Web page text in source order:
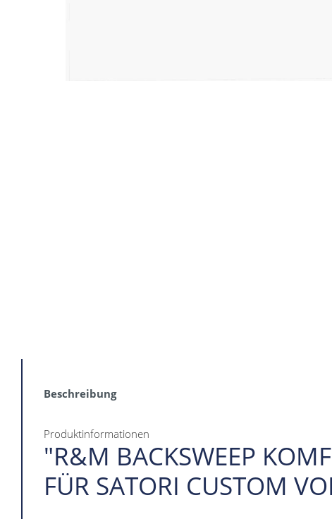
Beschreibung
Produktinformationen
"R&M BACKSWEEP
FÜR SATORI CUSTOM